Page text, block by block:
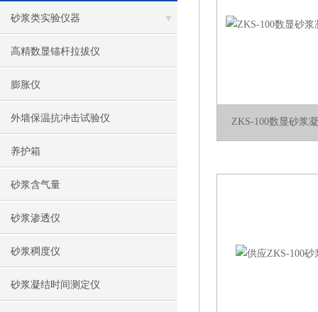
砂浆类实验仪器
高精数显锚杆拉拔仪
膨胀仪
外墙保温抗冲击试验仪
养护箱
砂浆含气量
砂浆渗透仪
砂浆稠度仪
砂浆凝结时间测定仪
ZKS-100数显砂浆